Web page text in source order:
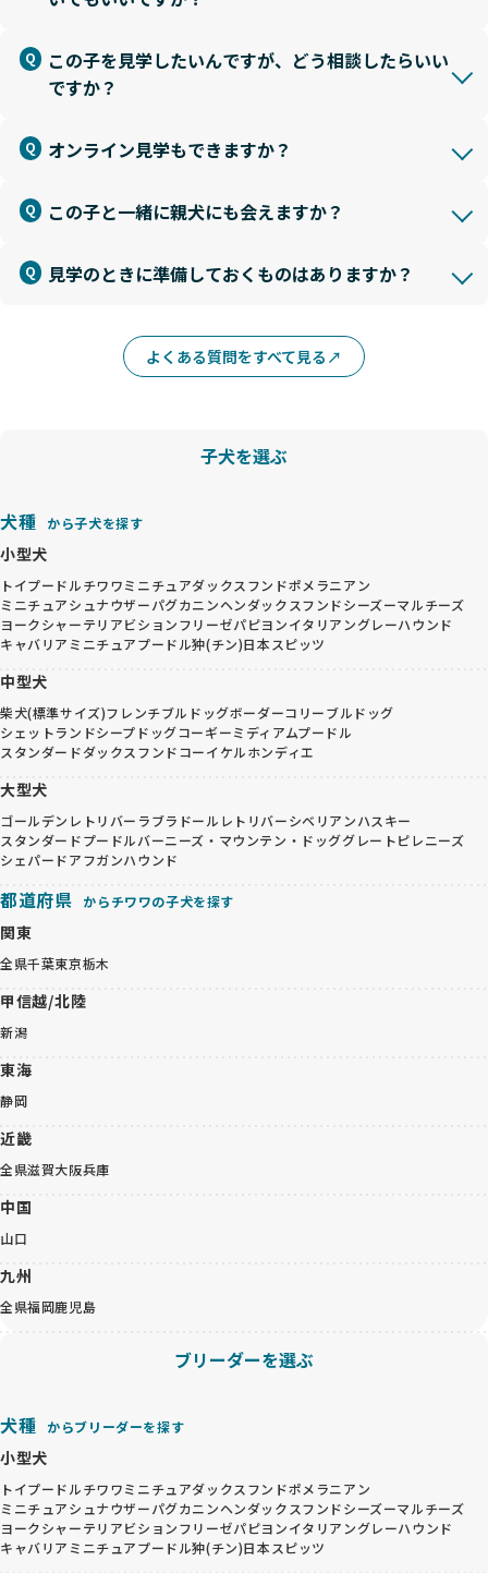
この子を見学したいんですが、どう相談したらいい
ですか？
オンライン見学もできますか？
この子と一緒に親犬にも会えますか？
見学のときに準備しておくものはありますか？
よくある質問をすべて見る
子犬を選ぶ
犬種 から子犬を探す
小型犬
トイプードルチワワミニチュアダックスフンドポメラニアン
ミニチュアシュナウザーパグカニンヘンダックスフンドシーズーマルチーズ
ヨークシャーテリアビションフリーゼパピヨンイタリアングレーハウンド
キャバリア ミニチュアプードル狆(チン)日本スピッツ
中型犬
柴犬(標準サイズ)フレンチブルドッグボーダーコリーブルドッグ
シェットランドシープドッグコーギーミディアムプードル
スタンダードダックスフンドコーイケルホンディエ
大型犬
ゴールデンレトリバー ラブラドールレトリバーシベリアンハスキー
スタンダードプードルバーニーズ・マウンテン・ドッググレートピレニーズ
シェパードアフガンハウンド
都道府県 からチワワの子犬を探す
関東
全県千葉東京栃木
甲信越/北陸
新潟
東海
静岡
近畿
全県滋賀大阪兵庫
中国
山口
九州
全県福岡鹿児島
ブリーダーを選ぶ
犬種 からブリーダーを探す
小型犬
トイプードルチワワミニチュアダックスフンドポメラニアン
ミニチュアシュナウザーパグカニンヘンダックスフンドシーズーマルチーズ
ヨークシャーテリアビションフリーゼパピヨンイタリアングレーハウンド
キャバリア ミニチュアプードル狆(チン)日本スピッツ